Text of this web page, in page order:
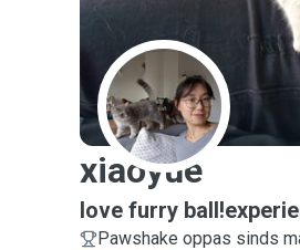
X
xiaoyue
love furry
Pawshake oppas sinds